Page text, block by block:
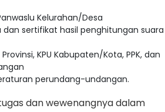
Kelurahan/Desa
sertifikat hasil penghitungan suara
KPU Kabupaten/Kota, PPK, dan
perundang-undangan.
dan wewenangnya dalam